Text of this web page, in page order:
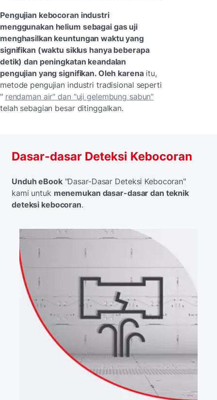
Pengujian kebocoran industri
menggunakan helium sebagai gas uji
menghasilkan keuntungan waktu yang
signifikan (waktu siklus hanya beberapa
detik) dan peningkatan keandalan
pengujian yang signifikan. Oleh karenaitu,
metode pengujian industri tradisional seperti
" rendaman air" dan "uji gelembung sabun"
telah sebagian besar ditinggalkan.
Dasar-dasar Deteksi Kebocoran
Unduh eBook"Dasar-Dasar Deteksi Kebocoran"
kami untuk menemukan dasar-dasar dan teknik
deteksi kebocoran.